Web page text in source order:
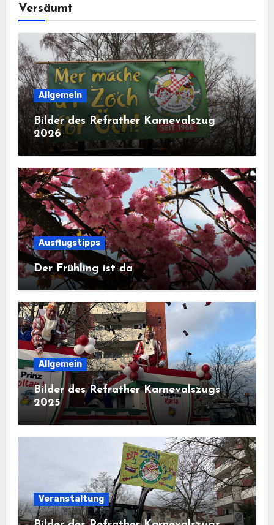
Versäumt
Allgemein
Bilder des Refrather Karnevalszug
2026
Ausflugstipps
Der Frühling ist da
Allgemein
Bilder des Refrather Karnevalszugs
2025
Veranstaltung